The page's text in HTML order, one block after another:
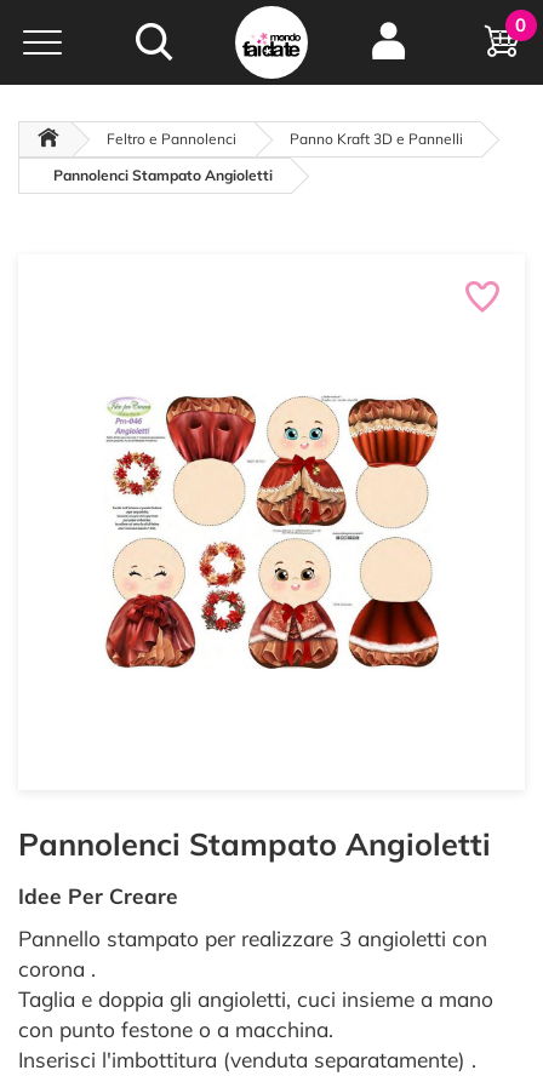
Hobby e
creatività...
oltre 15 anni online
0
Feltro e Pannolenci
Panno Kraft 3D e Pannelli
Pannolenci Stampato Angioletti
Pannolenci Stampato Angioletti
Idee Per Creare
Pannello stampato per realizzare 3 angioletti con
corona .
Taglia e doppia gli angioletti, cuci insieme a mano
con punto festone o a macchina.
Inserisci l'imbottitura (venduta separatamente) .